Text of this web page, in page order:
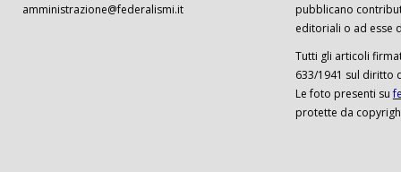
amministrazione@federalismi.it
pubblicano
editoriali o ad esse
Tutti gli articoli
633/1941 sul diritto
Le foto presenti su
protette da